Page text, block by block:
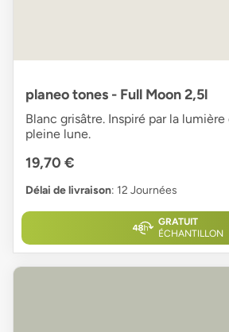
planeo tones - Full Moon 2,5l
Blanc grisâtre. Inspiré par la
pleine lune.
19,70 €
Délai de livraison: 12 Journées
GRATUIT
ÉCHANTILLON